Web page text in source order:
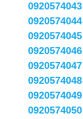
0920574043
0920574044
0920574045
0920574046
0920574047
0920574048
0920574049
0920574050